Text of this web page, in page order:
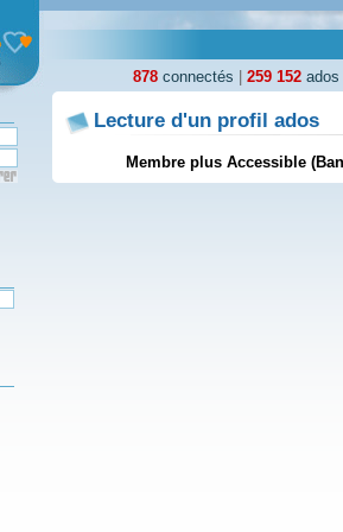
878 connectés 259 152
Lecture d'un profil ados
Membre plus Accessible